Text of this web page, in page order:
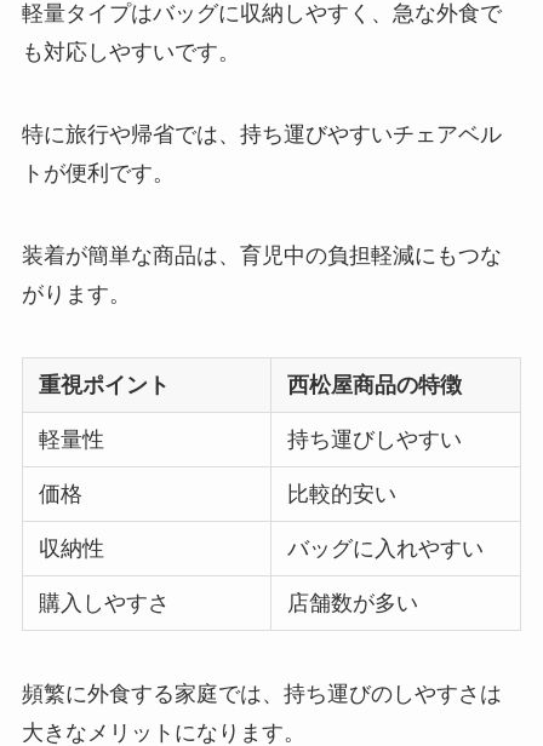
軽量タイプはバッグに収納しやすく、急な外食で
も対応しやすいです。
特に旅行や帰省では、持ち運びやすいチェアベル
トが便利です。
装着が簡単な商品は、育児中の負担軽減にもつな
がります。
重視ポイント 西松屋商品の特徴
軽量性 持ち運びしやすい
価格 比較的安い
収納性 バッグに入れやすい
購入しやすさ 店舗数が多い
頻繁に外食する家庭では、持ち運びのしやすさは
大きなメリットになります。